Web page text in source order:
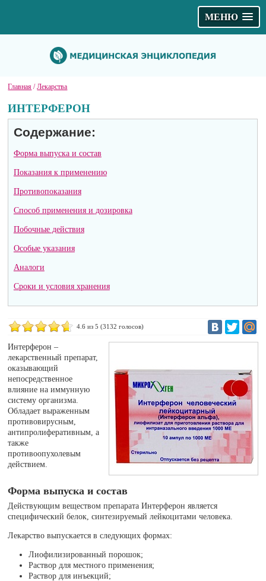
МЕНЮ
Главная /Лекарства
ИНТЕРФЕРОН
Содержание:
Форма выпуска и состав
Показания к применению
Противопоказания
Способ применения и дозировка
Побочные действия
Особые указания
Аналоги
Сроки и условия хранения
4.6 из 5 (3132 голосов)
Интерферон –
лекарственный препарат,
оказывающий
непосредственное
влияние на иммунную
систему организма.
Обладает выраженным
противовирусным,
антипролиферативным, а
также
противоопухолевым
действием.
Форма выпуска и состав
Действующим веществом препарата Интерферон является
специфический белок, синтезируемый лейкоцитами человека.
Лекарство выпускается в следующих формах:
Лиофилизированный порошок;
Раствор для местного применения;
Раствор для инъекций;